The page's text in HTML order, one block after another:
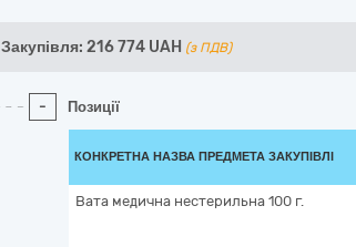
Закупівля: 216 774 UAH (з ПДВ)
- Позиції
КОНКРЕТНА НАЗВА ПРЕДМЕТА ЗАКУПІВЛІ
Вата медична нестерильна 100 г.